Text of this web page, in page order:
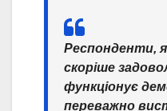
Респонденти,
скоріше
функціонує
переважно